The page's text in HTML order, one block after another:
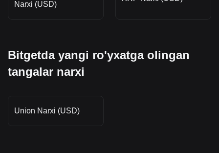
Narxi (USD)
Bitgetda yangi ro'yxatga olingan
tangalar narxi
Union Narxi (USD)